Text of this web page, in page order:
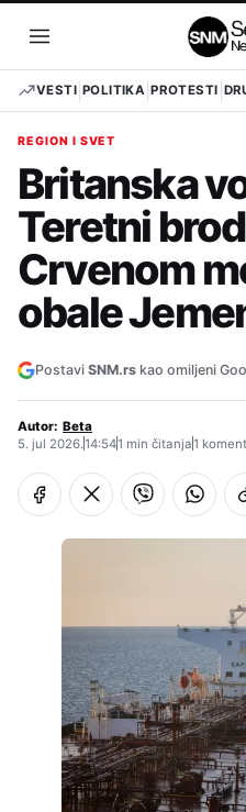
sadržaj
Otvori
meni
VESTI POLITIKA PROTESTI
REGION I SVET
Britanska
Teretni
Crvenom
obale
Postavi SNM.rs kao omiljeni
Autor: Beta
5. jul 2026.14:541 min čitanja1